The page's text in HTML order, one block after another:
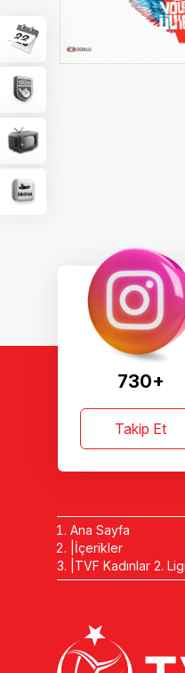
730+
Takip Et
Ana Sayfa
İçerikler
TVF Kadınlar 2.